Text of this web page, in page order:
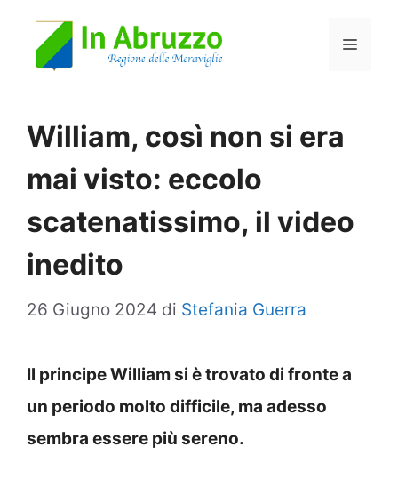
Menu
William, così non si era
mai visto: eccolo
scatenatissimo, il video
inedito
26 Giugno 2024 di Stefania Guerra
Il principe William si è trovato di fronte a
un periodo molto difficile, ma adesso
sembra essere più sereno.